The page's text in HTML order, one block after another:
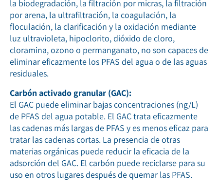
la biodegradación, la filtración por micras, la filtración
por arena, la ultrafiltración, la coagulación, la
floculación, la clarificación y la oxidación mediante
luz ultravioleta, hipoclorito, dióxido de cloro,
cloramina, ozono o permanganato, no son capaces de
eliminar eficazmente los PFAS del agua o de las aguas
residuales.
Carbón activado granular (GAC):
El GAC puede eliminar bajas concentraciones (ng/L)
de PFAS del agua potable. El GAC trata eficazmente
las cadenas más largas de PFAS y es menos eficaz para
tratar las cadenas cortas. La presencia de otras
materias orgánicas puede reducir la eficacia de la
adsorción del GAC. El carbón puede reciclarse para su
uso en otros lugares después de quemar las PFAS.